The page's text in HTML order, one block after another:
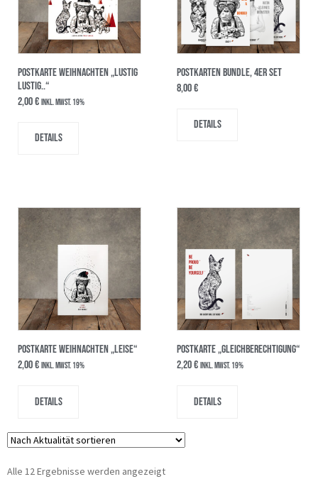
POSTKARTE WEIHNACHTEN „Lustig
Lustig..“
2,00€ inkl. MwSt. 19%
Details
POSTKARTEN BUNDLE, 4er SET
8,00€
Details
POSTKARTE WEIHNACHTEN „Leise“
2,00€ inkl. MwSt. 19%
Details
Postkarte „Gleichberechtigung“
2,20€ inkl. MwSt. 19%
Details
Alle 12 Ergebnisse werden angezeigt